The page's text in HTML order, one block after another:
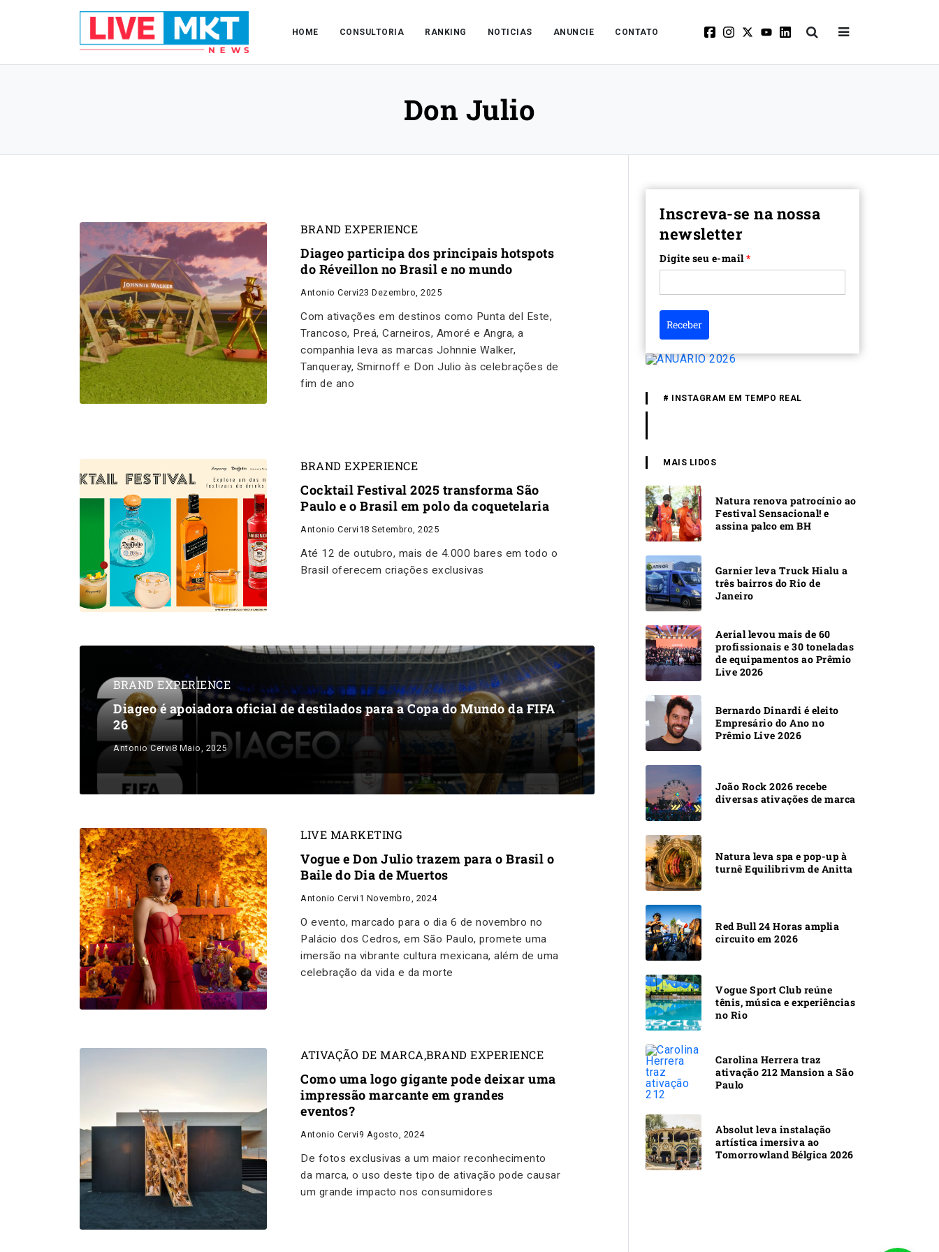
HOME CONSULTORIA RANKING NOTICIAS ANUNCIE CONTATO
Don Julio
BRAND EXPERIENCE
Diageo participa dos principais hotspots
do Réveillon no Brasil e no mundo
Antonio Cervi23 Dezembro, 2025
Com ativações em destinos como Punta del Este,
Trancoso, Preá, Carneiros, Amoré e Angra, a
companhia leva as marcas Johnnie Walker,
Tanqueray, Smirnoff e Don Julio às celebrações de
fim de ano
BRAND EXPERIENCE
Cocktail Festival 2025 transforma São
Paulo e o Brasil em polo da coquetelaria
Antonio Cervi 18 Setembro, 2025
Até 12 de outubro, mais de 4.000 bares em todo o
Brasil oferecem criações exclusivas
BRAND EXPERIENCE
Diageo é apoiadora oficial de destilados para a Copa do Mundo da FIFA
26
Antonio Cervi8 Maio, 2025
LIVE MARKETING
Vogue e Don Julio trazem para o Brasil o
Baile do Dia de Muertos
Antonio Cervi 1 Novembro, 2024
O evento, marcado para o dia 6 de novembro no
Palácio dos Cedros, em São Paulo, promete uma
imersão na vibrante cultura mexicana, além de uma
celebração da vida e da morte
ATIVAÇÃO DE MARCA,BRAND EXPERIENCE
Como uma logo gigante pode deixar uma
impressão marcante em grandes
eventos?
Antonio Cervi 9 Agosto, 2024
De fotos exclusivas a um maior reconhecimento
da marca, o uso deste tipo de ativação pode causar
um grande impacto nos consumidores
Inscreva-se na nossa
newsletter
Digite seu e-mail*
Receber
# INSTAGRAM EM TEMPO REAL
MAIS LIDOS
Natura renova patrocínio ao
Festival Sensacional! e
assina palco em BH
Garnier leva Truck Hialu a
três bairros do Rio de
Janeiro
Aerial levou mais de 60
profissionais e 30 toneladas
de equipamentos ao Prêmio
Live 2026
Bernardo Dinardi é eleito
Empresário do Ano no
Prêmio Live 2026
João Rock 2026 recebe
diversas ativações de marca
Natura leva spa e pop-up à
turnê Equilibrivm de Anitta
Red Bull 24 Horas amplia
circuito em 2026
Vogue Sport Club reúne
tênis, música e experiências
no Rio
Carolina Herrera traz
ativação 212 Mansion a São
Paulo
Absolut leva instalação
artística imersiva ao
Tomorrowland Bélgica 2026